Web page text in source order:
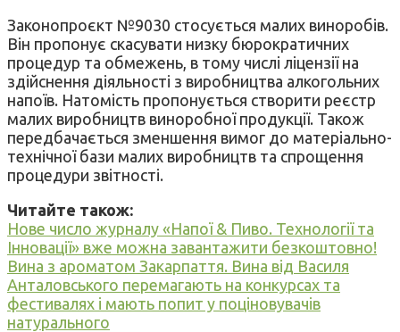
Законопроєкт №9030 стосується малих виноробів.
Він пропонує скасувати низку бюрократичних
процедур та обмежень, в тому числі ліцензії на
здійснення діяльності з виробництва алкогольних
напоїв. Натомість пропонується створити реєстр
малих виробництв виноробної продукції. Також
передбачається зменшення вимог до матеріально-
технічної бази малих виробництв та спрощення
процедури звітності.
Читайте також:
Нове число журналу «Напої & Пиво. Технології та
Інновації» вже можна завантажити безкоштовно!
Вина з ароматом Закарпаття. Вина від Василя
Анталовського перемагають на конкурсах та
фестивалях і мають попит у поціновувачів
натурального